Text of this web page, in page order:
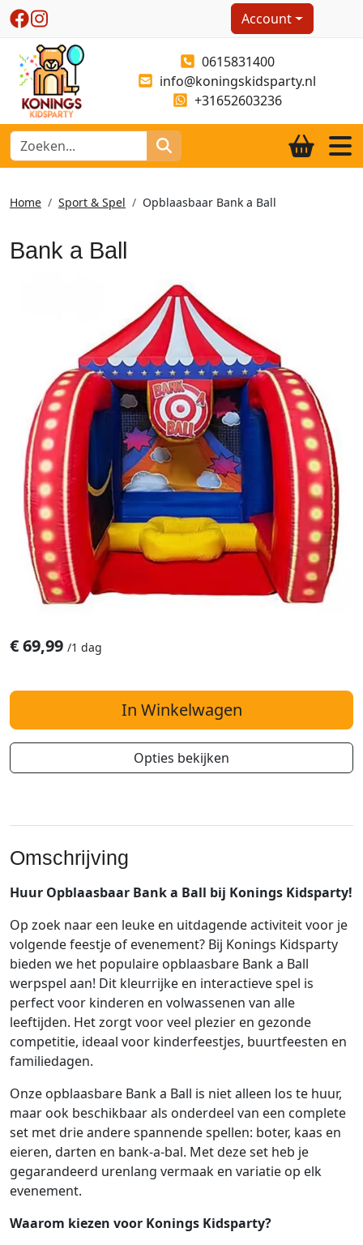
Account
0615831400
info@koningskidsparty.nl
+31652603236
Home Sport & Spel Opblaasbaar Bank a Ball
Bank a Ball
€69,99 /1 dag
In Winkelwagen
Opties bekijken
Omschrijving
Huur Opblaasbaar Bank a Ball bij Konings Kidsparty!
Op zoek naar een leuke en uitdagende activiteit voor je
volgende feestje of evenement? Bij Konings Kidsparty
bieden we het populaire opblaasbare Bank a Ball
werpspel aan! Dit kleurrijke en interactieve spel is
perfect voor kinderen en volwassenen van alle
leeftijden. Het zorgt voor veel plezier en gezonde
competitie, ideaal voor kinderfeestjes, buurtfeesten en
familiedagen.
Onze opblaasbare Bank a Ball is niet alleen los te huur,
maar ook beschikbaar als onderdeel van een complete
set met drie andere spannende spellen: boter, kaas en
eieren, darten en bank-a-bal. Met deze set heb je
gegarandeerd urenlang vermaak en variatie op elk
evenement.
Waarom kiezen voor Konings Kidsparty?